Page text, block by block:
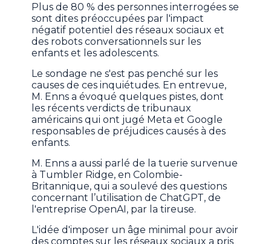
Plus de 80 % des personnes interrogées se
sont dites préoccupées par l'impact
négatif potentiel des réseaux sociaux et
des robots conversationnels sur les
enfants et les adolescents.
Le sondage ne s'est pas penché sur les
causes de ces inquiétudes. En entrevue,
M. Enns a évoqué quelques pistes, dont
les récents verdicts de tribunaux
américains qui ont jugé Meta et Google
responsables de préjudices causés à des
enfants.
M. Enns a aussi parlé de la tuerie survenue
à Tumbler Ridge, en Colombie-
Britannique, qui a soulevé des questions
concernant l’utilisation de ChatGPT, de
l'entreprise OpenAI, par la tireuse.
L'idée d'imposer un âge minimal pour avoir
des comptes sur les réseaux sociaux a pris